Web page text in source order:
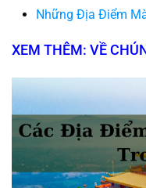
Những Địa Điểm
XEM THÊM: VỀ